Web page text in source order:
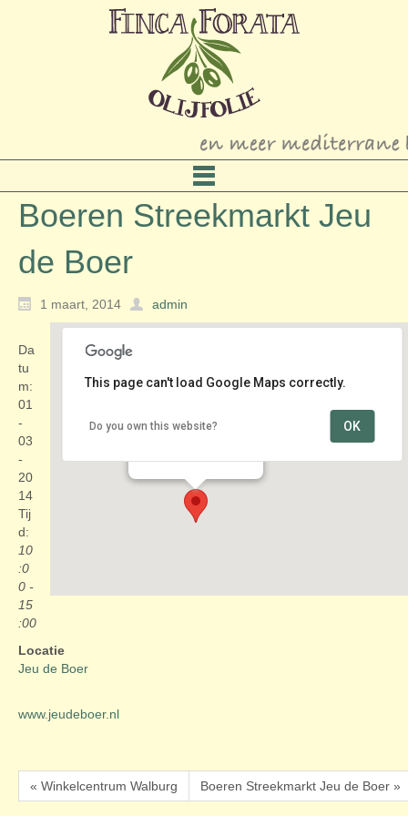
Boeren Streekmarkt Jeu
de Boer
1 maart, 2014 admin
Jeu de Boer
This page can't load Google Maps correctly.
Do you own this website? OK
Da
tu
m:
01
-
03
-
20
14
Tij
d:
10
:0
0 -
15
:00
Locatie
Jeu de Boer
www.jeudeboer.nl
« Winkelcentrum Walburg Boeren Streekmarkt Jeu de Boer »